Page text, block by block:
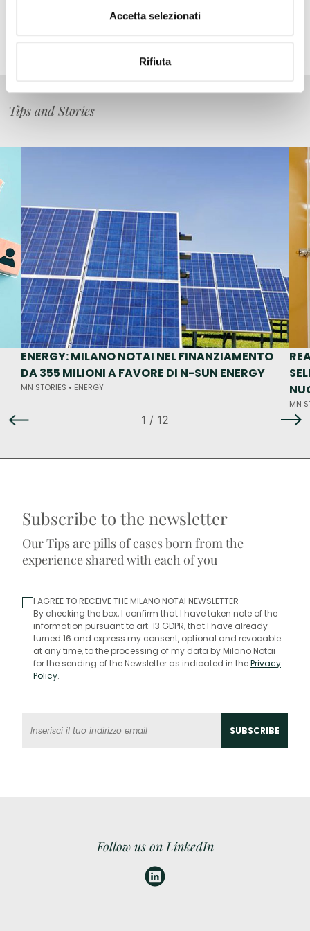
Accetta selezionati
Rifiuta
Tips and Stories
ENERGY: MILANO NOTAI NEL FINANZIAMENTO
DA 355 MILIONI A FAVORE DI N-SUN ENERGY
MN STORIES • ENERGY
MN
1 / 12
Subscribe to the newsletter
Our Tips are pills of cases born from the
experience shared with each of you
I AGREE TO RECEIVE THE MILANO NOTAI NEWSLETTER
By checking the box, I confirm that I have taken note of the
information pursuant to art. 13 GDPR, that I have already
turned 16 and express my consent, optional and revocable
at any time, to the processing of my data by Milano Notai
for the sending of the Newsletter as indicated in thePrivacy
Policy.
Follow us on LinkedIn